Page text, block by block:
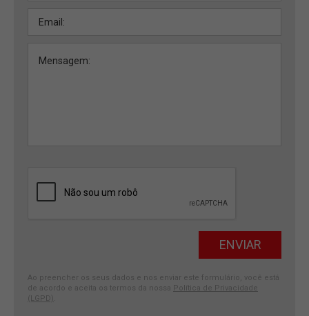
Ao preencher os seus dados e nos enviar este formulário, você está
de acordo e aceita os termos da nossa Política de Privacidade
(LGPD)